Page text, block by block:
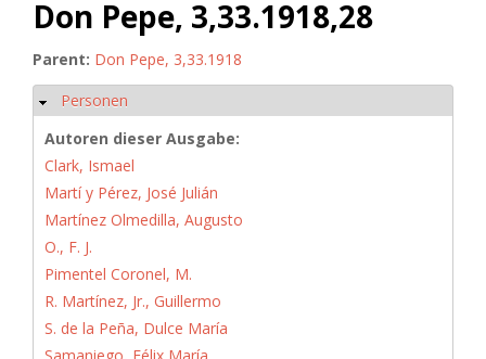
Don Pepe, 3,33.1918,28
Parent: Don Pepe, 3,33.1918
Hide
Personen
Autoren dieser Ausgabe:
Clark, Ismael
Martí y Pérez, José Julián
Martínez Olmedilla, Augusto
O., F. J.
Pimentel Coronel, M.
R. Martínez, Jr., Guillermo
S. de la Peña, Dulce María
Samaniego, Félix María